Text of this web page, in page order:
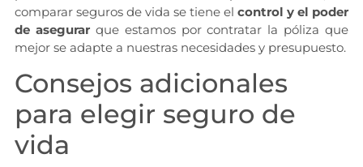
comparar seguros de vida se tiene el control y el poder
de asegurar que estamos por contratar la póliza que
mejor se adapte a nuestras necesidades y presupuesto.
Consejos adicionales
para elegir seguro de
vida